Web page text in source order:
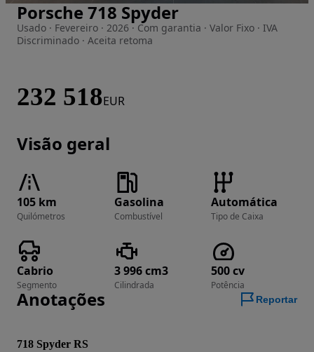
Imagem 1 de 58
Porsche 718 Spyder
Usado · Fevereiro · 2026 · Com garantia · Valor Fixo · IVA
Discriminado · Aceita retoma
232 518EUR
Visão geral
105 km
Quilómetros
Gasolina
Combustível
Automática
Tipo de Caixa
Cabrio
Segmento
3 996 cm3
Cilindrada
500 cv
Potência
Anotações Reportar
718 Spyder RS